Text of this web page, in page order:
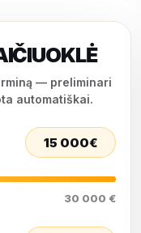
— preliminari
automatiškai.
15 000€
30 000 €